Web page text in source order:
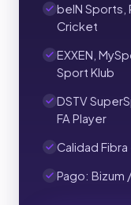
beIN Sports,
Cricket
EXXEN,
Sport Klub
DSTV
FA Player
Calidad
Pago: Bizum